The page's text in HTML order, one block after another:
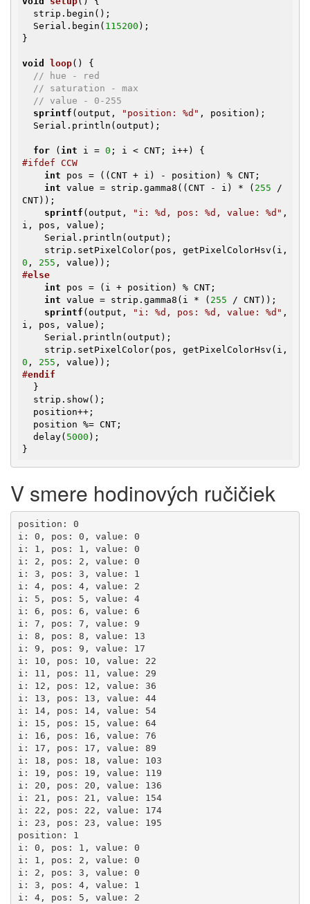
  Serial.begin(
115200 );
}
void loop()
{
// hue - red
// saturation - max
// value - 0-255
sprintf (output, "position: %d" , position);
for ( int i = 0
#ifdef CCW
int pos = ((CNT + i) - position) % CNT;
int value = strip.gamma8((CNT - i) * ( 255 /
CNT));
sprintf (output, "i: %d, pos: %d, value: %d" ,
i, pos, value);
0 , 255
#else
int pos = (i + position) % CNT;
int value = strip.gamma8(i * ( 255 / CNT));
sprintf (output, "i: %d, pos: %d, value: %d" ,
i, pos, value);
0 , 255
#endif
  delay(
5000 );
}
V smere hodinových ručičiek
position: 0
i: 0, pos: 0, value: 0
i: 1, pos: 1, value: 0
i: 2, pos: 2, value: 0
i: 3, pos: 3, value: 1
i: 4, pos: 4, value: 2
i: 5, pos: 5, value: 4
i: 6, pos: 6, value: 6
i: 7, pos: 7, value: 9
i: 8, pos: 8, value: 13
i: 9, pos: 9, value: 17
i: 10, pos: 10, value: 22
i: 11, pos: 11, value: 29
i: 12, pos: 12, value: 36
i: 13, pos: 13, value: 44
i: 14, pos: 14, value: 54
i: 15, pos: 15, value: 64
i: 16, pos: 16, value: 76
i: 17, pos: 17, value: 89
i: 18, pos: 18, value: 103
i: 19, pos: 19, value: 119
i: 20, pos: 20, value: 136
i: 21, pos: 21, value: 154
i: 22, pos: 22, value: 174
i: 23, pos: 23, value: 195
position: 1
i: 0, pos: 1, value: 0
i: 1, pos: 2, value: 0
i: 2, pos: 3, value: 0
i: 3, pos: 4, value: 1
i: 4, pos: 5, value: 2